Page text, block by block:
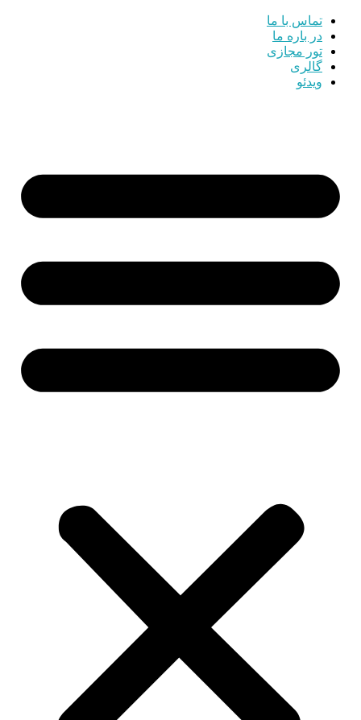
تماس با ما
در باره ما
تور مجازی
گالری
ویدئو